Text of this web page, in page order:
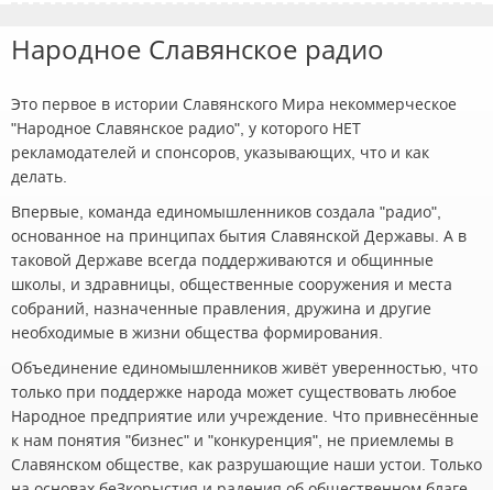
Народное Славянское радио
Это первое в истории Славянского Мира некоммерческое
"Народное Славянское радио", у которого НЕТ
рекламодателей и спонсоров, указывающих, что и как
делать.
Впервые, команда единомышленников создала "радио",
основанное на принципах бытия Славянской Державы. А в
таковой Державе всегда поддерживаются и общинные
школы, и здравницы, общественные сооружения и места
собраний, назначенные правления, дружина и другие
необходимые в жизни общества формирования.
Объединение единомышленников живёт уверенностью, что
только при поддержке народа может существовать любое
Народное предприятие или учреждение. Что привнесённые
к нам понятия "бизнес" и "конкуренция", не приемлемы в
Славянском обществе, как разрушающие наши устои. Только